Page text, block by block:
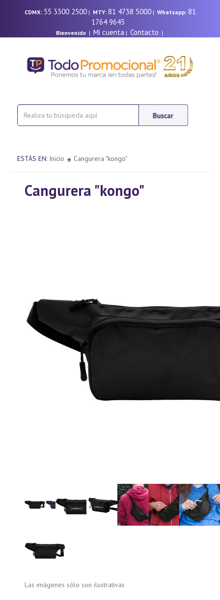
CDMX: 55 3300 2500| MTY: 81 4738 5000| Whatsapp: 81
1764 9645
Bienvenido| Mi cuenta | Contacto |
ESTÁS EN: Inicio Cangurera "kongo"
Cangurera "kongo"
Las imágenes sólo son ilustrativas